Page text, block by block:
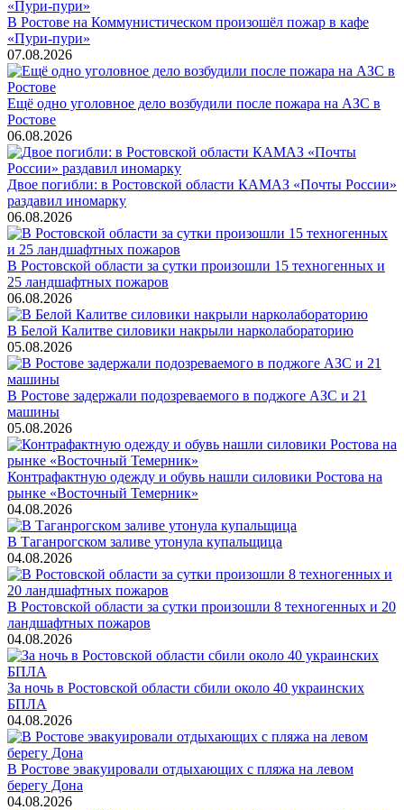
В Ростове на Коммунистическом произошёл пожар в кафе
«Пури-пури»
07.08.2026
Ещё одно уголовное дело возбудили после пожара на АЗС в
Ростове
06.08.2026
Двое погибли: в Ростовской области КАМАЗ «Почты России»
раздавил иномарку
06.08.2026
В Ростовской области за сутки произошли 15 техногенных и
25 ландшафтных пожаров
06.08.2026
В Белой Калитве силовики накрыли нарколабораторию
05.08.2026
В Ростове задержали подозреваемого в поджоге АЗС и 21
машины
05.08.2026
Контрафактную одежду и обувь нашли силовики Ростова на
рынке «Восточный Темерник»
04.08.2026
В Таганрогском заливе утонула купальщица
04.08.2026
В Ростовской области за сутки произошли 8 техногенных и 20
ландшафтных пожаров
04.08.2026
За ночь в Ростовской области сбили около 40 украинских
БПЛА
04.08.2026
В Ростове эвакуировали отдыхающих с пляжа на левом
берегу Дона
04.08.2026